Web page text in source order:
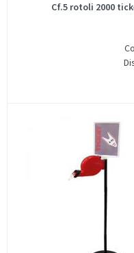
Cf.5 rotoli 2000